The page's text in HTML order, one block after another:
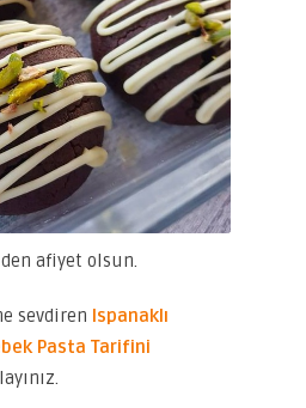
afiyet olsun.
sevdiren Ispanaklı
Pasta Tarifini